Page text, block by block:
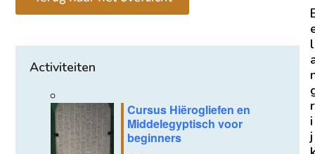
Activiteiten
Cursus Hiërogliefen en
Middelegyptisch voor
beginners
l
r
i
j